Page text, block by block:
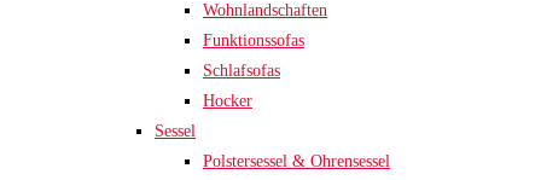
Wohnlandschaften
Funktionssofas
Schlafsofas
Hocker
Sessel
Polstersessel & Ohrensessel